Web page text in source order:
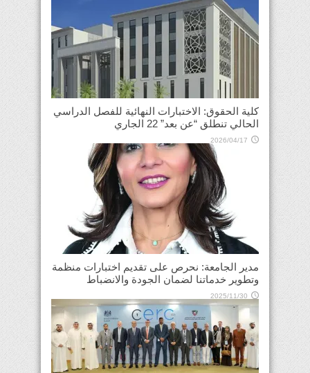
كلية الحقوق: الاختبارات النهائية للفصل الدراسي
الحالي تنطلق “عن بعد” 22 الجاري
2026/04/17
مدير الجامعة: نحرص على تقديم اختبارات منظمة
وتطوير خدماتنا لضمان الجودة والانضباط
2025/11/30